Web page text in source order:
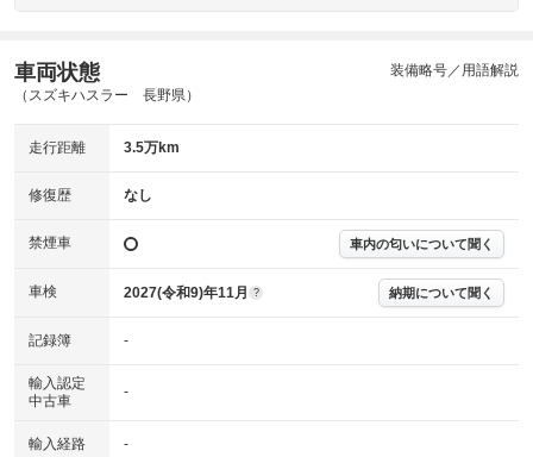
ABS その他
※グー故障診断は保証サービスではございません。購入時は必ず現車をご
※実際にお渡しする故障診断書につきましては、形式および表示項目が異
※グー故障診断書はあくまでも実施時点での診断結果となります。将来に
わたり車両状態を担保するものではありませんので、車両情報等の詳細は
車両状態
（スズキハスラー 長野県）
装備略号／用語解説
走行距離 3.5万km
修復歴 なし
禁煙車 車内の匂いについて聞く
車検 2027(令和9)年11月 ? 納期について聞く
記録簿 -
輸入認定
中古車
-
輸入経路 -